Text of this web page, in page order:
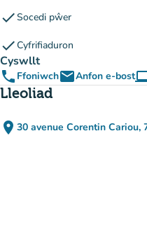
checkSocedi pŵer
checkCyfrifiaduron
Cyswllt
phone FfoniwchemailAnfon e-bost
Lleoliad
place 30 avenue Corentin Cariou,
(agor
(tab